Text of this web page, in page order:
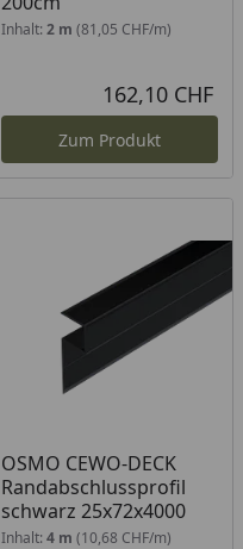
Inhalt: 2 m (81,05 CHF/m)
162,10 CHF
Zum Produkt
OSMO CEWO-DECK
Randabschlussprofil
schwarz 25x72x4000
Inhalt: 4 m (10,68 CHF/m)